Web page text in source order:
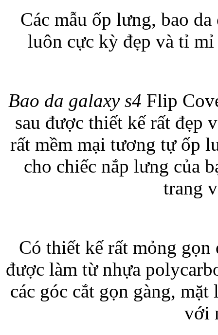
Bao da iPhone 5
Túi đựng iPad
Các mẫu ốp lưng, bao
luôn cực kỳ đẹp và tỉ
Bao da galaxy s4 Flip
sau được thiết kế rất đẹp
rất mềm mại tương tự ốp
cho chiếc nắp lưng của
trang
Có thiết kế rất mỏng
được làm từ nhựa
các góc cắt gọn gàng,
với